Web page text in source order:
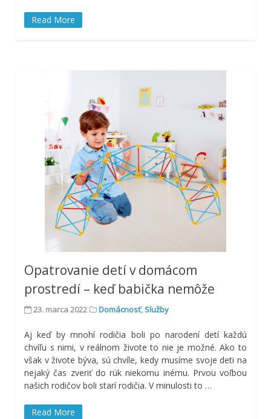
Read More
Opatrovanie detí v domácom
prostredí – keď babička nemôže
23. marca 2022 Domácnosť,Služby
Aj keď by mnohí rodičia boli po narodení detí každú
chvíľu s nimi, v reálnom živote to nie je možné. Ako to
však v živote býva, sú chvíle, kedy musíme svoje deti na
nejaký čas zveriť do rúk niekomu inému. Prvou voľbou
našich rodičov boli starí rodičia. V minulosti to …
Read More